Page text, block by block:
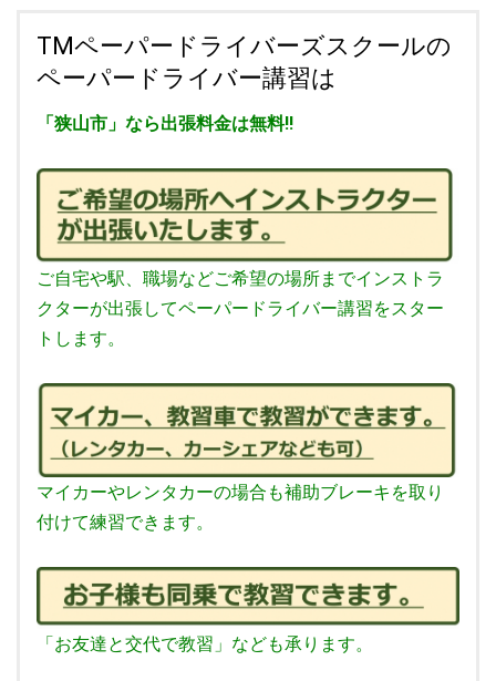
TMペーパードライバーズスクールの
ペーパードライバー講習は
「狭山市」なら出張料金は無料!!
ご自宅や駅、職場などご希望の場所までインストラ
クターが出張してペーパードライバー講習をスター
トします。
マイカーやレンタカーの場合も補助ブレーキを取り
付けて練習できます。
「お友達と交代で教習」なども承ります。